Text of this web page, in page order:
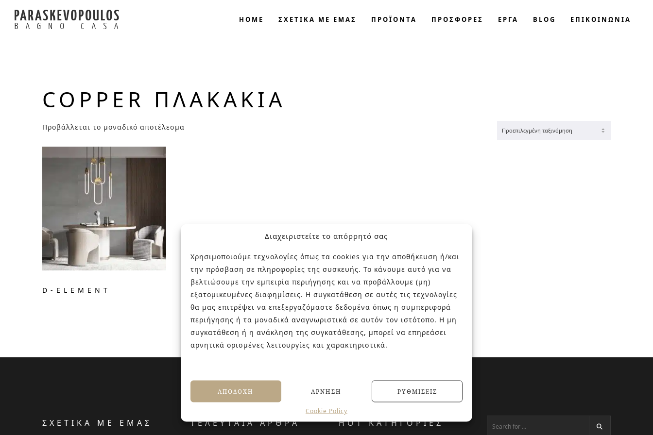
Διαχειριστείτε το απόρρητό σας
Χρησιμοποιούμε τεχνολογίες όπως τα cookies για την αποθήκευση ή/και
την πρόσβαση σε πληροφορίες της συσκευής. Το κάνουμε αυτό για να
βελτιώσουμε την εμπειρία περιήγησης και να προβάλλουμε (μη)
εξατομικευμένες διαφημίσεις. Η συγκατάθεση σε αυτές τις τεχνολογίες
θα μας επιτρέψει να επεξεργαζόμαστε δεδομένα όπως η συμπεριφορά
περιήγησης ή τα μοναδικά αναγνωριστικά σε αυτόν τον ιστότοπο. Η μη
συγκατάθεση ή η ανάκληση της συγκατάθεσης, μπορεί να επηρεάσει
αρνητικά ορισμένες λειτουργίες και χαρακτηριστικά.
ΑΠΟΔΟΧΉ ΆΡΝΗΣΗ ΡΥΘΜΊΣΕΙΣ
Cookie Policy
HOME ΣΧΕΤΙΚΑ ΜΕ ΕΜΑΣ ΠΡΟΪΟΝΤΑ ΠΡΟΣΦΟΡΈΣ ΕΡΓΑ BLOG ΕΠΙΚΟΙΝΩΝΊΑ
COPPER ΠΛΑΚΆΚΙΑ
Προβάλλεται το μοναδικό αποτέλεσμα
D-ELEMENT
ΣΧΕΤΙΚΑ ΜΕ ΕΜΑΣ ΤΕΛΕΥΤΑΙΑ ΑΡΘΡΑ HOT ΚΑΤΗΓΟΡΙΕΣ